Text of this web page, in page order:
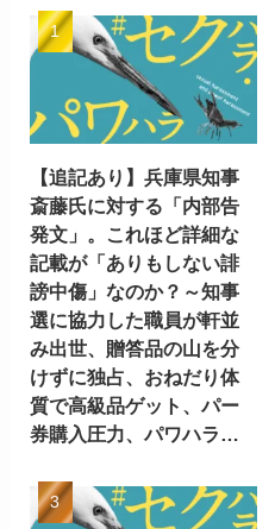
【追記あり】兵庫県知事
斎藤氏に対する「内部告
発文」。これほど詳細な
記載が「ありもしない誹
謗中傷」なのか？～知事
選に協力した職員が軒並
み出世、贈答品の山を分
けずに独占、おねだり体
質で高級品ゲット、パー
券購入圧力、パワハラ…